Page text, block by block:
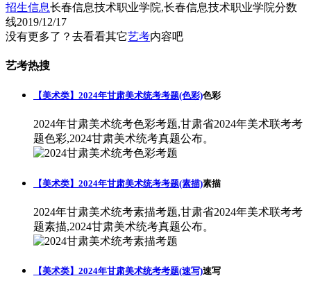
招生信息长春信息技术职业学院,长春信息技术职业学院分数
线2019/12/17
没有更多了？去看看其它艺考内容吧
艺考热搜
【美术类】2024年甘肃美术统考考题(色彩)色彩
2024年甘肃美术统考色彩考题,甘肃省2024年美术联考考
题色彩,2024甘肃美术统考真题公布。
【美术类】2024年甘肃美术统考考题(素描)素描
2024年甘肃美术统考素描考题,甘肃省2024年美术联考考
题素描,2024甘肃美术统考真题公布。
【美术类】2024年甘肃美术统考考题(速写)速写